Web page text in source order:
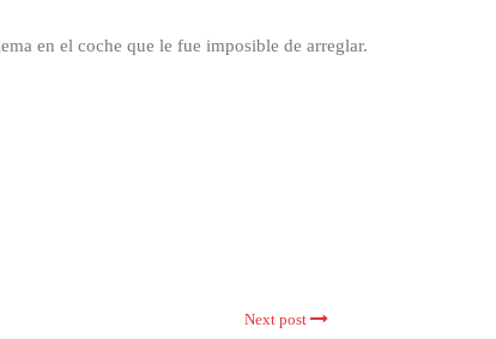
en el coche que le fue imposible de arreglar.
Next post